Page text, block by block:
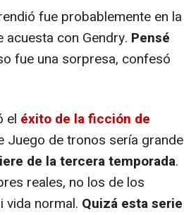
fue probablemente en la
con Gendry. Pensé
fue una sorpresa, confesó
el éxito de la ficción de
Juego de tronos sería grande
de la tercera temporada.
reales, no los de los
vida normal. Quizá esta serie